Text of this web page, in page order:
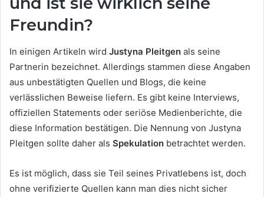
Freundin?
In einigen Artikeln wird Justyna Pleitgen als seine
Partnerin bezeichnet. Allerdings stammen diese Angaben
aus unbestätigten Quellen und Blogs, die keine
verlässlichen Beweise liefern. Es gibt keine Interviews,
offiziellen Statements oder seriöse Medienberichte, die
diese Information bestätigen. Die Nennung von Justyna
Pleitgen sollte daher als Spekulation betrachtet werden.
Es ist möglich, dass sie Teil seines Privatlebens ist, doch
ohne verifizierte Quellen kann man dies nicht sicher